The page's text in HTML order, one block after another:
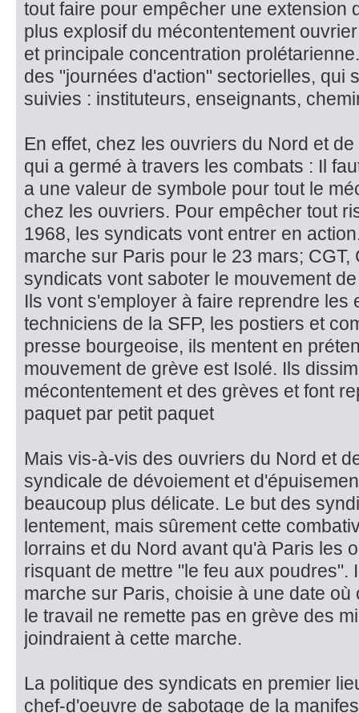
tout faire pour em­pêcher une extension
plus explosif du mécontentement
et principale concen­tration
des "journées d'action" sectorielles, qui
suivies : institu­teurs, enseignants,
En effet, chez les ouvriers du Nord et
qui a germé à travers les combats : Il
a une valeur de symbole pour tout le
chez les ouvriers. Pour empêcher tout
1968, les syndicats vont entrer en
marche sur Paris pour le 23 mars;
syndicats vont sa­boter le mouvement
Ils vont s'employer à faire reprendre les
techniciens de la SFP, les postiers et
presse bourgeoise, ils mentent en
mouvement de grève est Isolé. Ils
mécontentement et des grèves et font
paquet par petit paquet
Mais vis-à-vis des ouvriers du Nord et
syndicale de dévoiement et
beaucoup plus délicate. Le but des
lentement, mais sûrement cette
lorrains et du Nord avant qu'à Paris les
risquant de mettre "le feu aux poudres".
marche sur Paris, choisie à une date
le travail ne remette pas en grève des
joindraient à cette marche.
La politique des syndicats en premier
chef-d'oeuvre de sabotage de la